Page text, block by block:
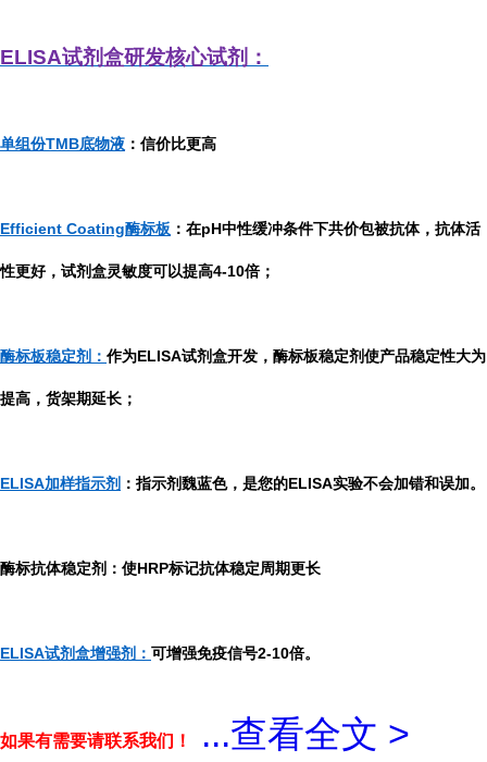
ELISA试剂盒研发核心试剂：
单组份TMB底物液 ：信价比更高
Efficient Coating酶标板 ：在pH中性缓冲条件下共价包被抗体，抗体活
性更好，试剂盒灵敏度可以提高4-10倍；
酶标板稳定剂： 作为ELISA试剂盒开发，酶标板稳定剂使产品稳定性大为
提高，货架期延长；
ELISA加样指示剂 ：指示剂魏蓝色，是您的ELISA实验不会加错和误加。
酶标抗体稳定剂：使HRP标记抗体稳定周期更长
ELISA试剂盒增强剂： 可增强免疫信号2-10倍。
如果有需要请联系我们！ ...查看全文 >